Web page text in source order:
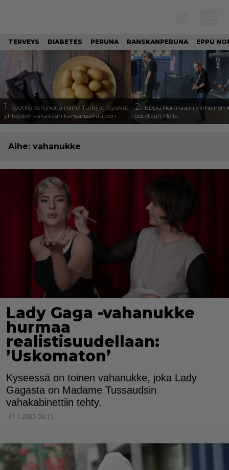
TERVEYS DIABETES PERUNA RANSKANPERUNA EPPU
1. Syötkö perunoita näin? Tutkijat löysivät
yhteyden vakavaan kansansairauteen
2. Eppu Normaalin viimeinen
esitetään Ylellä
Aihe: vahanukke
Lady Gaga -vahanukke
hurmaa
realistisuudellaan:
’Uskomaton’
Kyseessä on toinen vahanukke, joka Lady
Gagasta on Madame Tussaudsin
vahakabinettiin tehty.
31.1.2025 08:15